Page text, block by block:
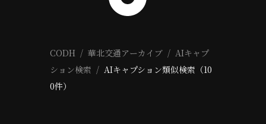
CODH 華北交通アーカイブ
AIキャプ
ション検索
AIキャプション類似検索（10
0件）